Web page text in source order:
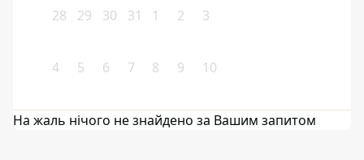
28 29 30 31 1 2 3
4 5 6 7 8 9 10
На жаль нічого не знайдено за Вашим запитом